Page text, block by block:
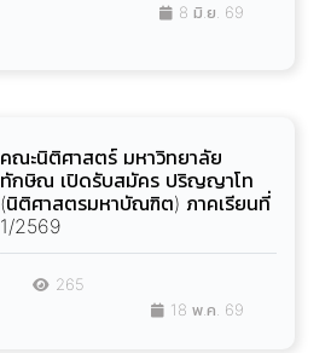
8 มิ.ย. 69
คณะนิติศาสตร์ มหาวิทยาลัย
ทักษิณ เปิดรับสมัคร ปริญญาโท
(นิติศาสตรมหาบัณฑิต) ภาคเรียนที่
1/2569
265
18 พ.ค. 69